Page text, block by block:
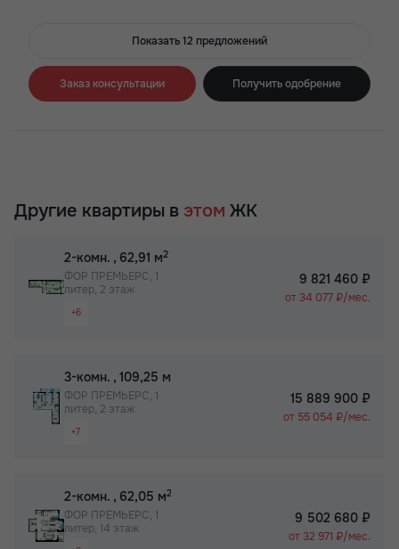
Показать 12 предложений
Заказ консультации Получить одобрение
Другие квартиры в этом ЖК
2-комн. , 62,91 м2
ФОР ПРЕМЬЕРС, 1
литер, 2 этаж
+6
Паркинг
Собственный спортзал в ЖК
9 821 460 ₽
от 34 077 ₽/мес.
3-комн. , 109,25 м
ФОР ПРЕМЬЕРС, 1
литер, 2 этаж
+7
Паркинг
15 889 900 ₽
от 55 054 ₽/мес.
2-комн. , 62,05 м2
ФОР ПРЕМЬЕРС, 1
литер, 14 этаж
9 502 680 ₽
от 32 971 ₽/мес.